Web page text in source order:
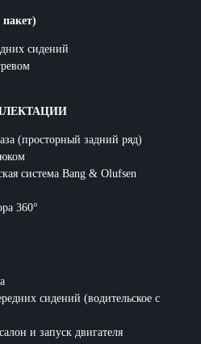
сидений​
(просторный задний ряд)​
система Bang & Olufsen​
360°​
сидений (водительское с
и запуск двигателя​